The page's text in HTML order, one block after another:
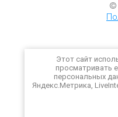
©
Этот сайт
просматривать
персональных
Яндекс.Метрика,